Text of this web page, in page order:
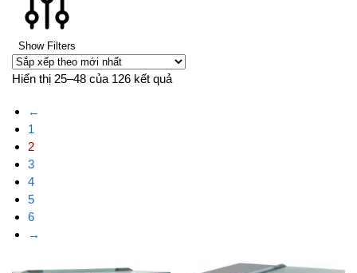
Show Filters
Hiển thị 25–48 của 126 kết quả
←
1
2
3
4
5
6
→